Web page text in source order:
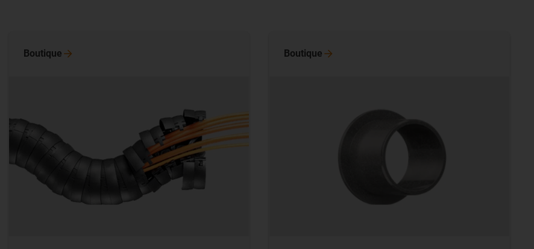
Boutique Boutique